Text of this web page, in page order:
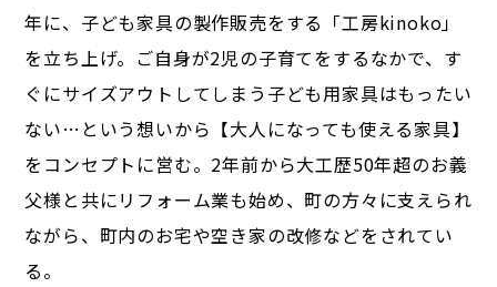
年に、子ども家具の製作販売をする「工房kinoko」
を立ち上げ。ご自身が2児の子育てをするなかで、す
ぐにサイズアウトしてしまう子ども用家具はもったい
ない…という想いから【大人になっても使える家具】
をコンセプトに営む。2年前から大工歴50年超のお義
父様と共にリフォーム業も始め、町の方々に支えられ
ながら、町内のお宅や空き家の改修などをされてい
る。